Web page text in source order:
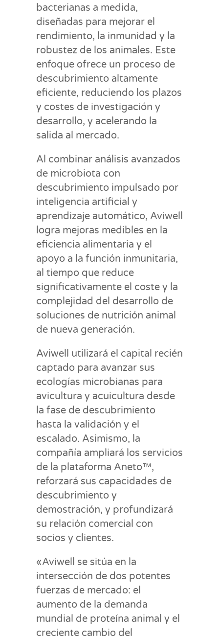
bacterianas a medida,
diseñadas para mejorar el
rendimiento, la inmunidad y la
robustez de los animales. Este
enfoque ofrece un proceso de
descubrimiento altamente
eficiente, reduciendo los plazos
y costes de investigación y
desarrollo, y acelerando la
salida al mercado.
Al combinar análisis avanzados
de microbiota con
descubrimiento impulsado por
inteligencia artificial y
aprendizaje automático, Aviwell
logra mejoras medibles en la
eficiencia alimentaria y el
apoyo a la función inmunitaria,
al tiempo que reduce
significativamente el coste y la
complejidad del desarrollo de
soluciones de nutrición animal
de nueva generación.
Aviwell utilizará el capital recién
captado para avanzar sus
ecologías microbianas para
avicultura y acuicultura desde
la fase de descubrimiento
hasta la validación y el
escalado. Asimismo, la
compañía ampliará los servicios
de la plataforma Aneto™,
reforzará sus capacidades de
descubrimiento y
demostración, y profundizará
su relación comercial con
socios y clientes.
«Aviwell se sitúa en la
intersección de dos potentes
fuerzas de mercado: el
aumento de la demanda
mundial de proteína animal y el
creciente cambio del